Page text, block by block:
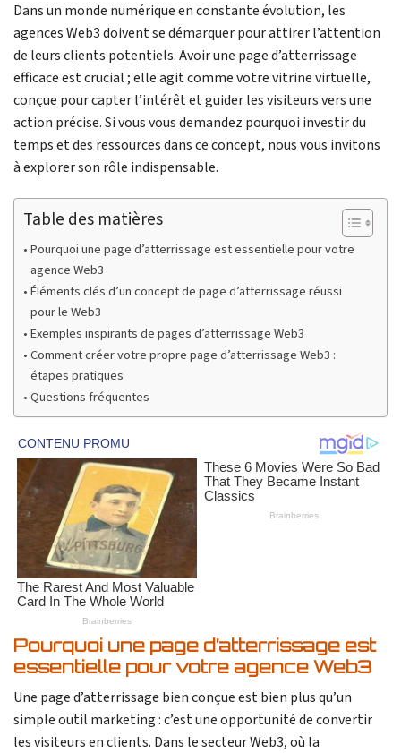
Dans un monde numérique en constante évolution, les
agences Web3 doivent se démarquer pour attirer l’attention
de leurs clients potentiels. Avoir une page d’atterrissage
efficace est crucial ; elle agit comme votre vitrine virtuelle,
conçue pour capter l’intérêt et guider les visiteurs vers une
action précise. Si vous vous demandez pourquoi investir du
temps et des ressources dans ce concept, nous vous invitons
à explorer son rôle indispensable.
Table des matières
Pourquoi une page d’atterrissage est essentielle pour votre
agence Web3
Éléments clés d’un concept de page d’atterrissage réussi
pour le Web3
Exemples inspirants de pages d’atterrissage Web3
Comment créer votre propre page d’atterrissage Web3 :
étapes pratiques
Questions fréquentes
Pourquoi une page d’atterrissage est
essentielle pour votre agence Web3
Une page d’atterrissage bien conçue est bien plus qu’un
simple outil marketing : c’est une opportunité de convertir
les visiteurs en clients. Dans le secteur Web3, où la